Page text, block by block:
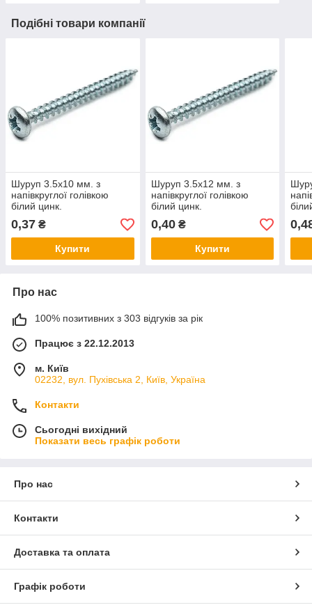
Подібні товари компанії
Шуруп 3.5х10 мм. з
напівкруглої голівкою
білий цинк.
0,37 ₴
Купити
Шуруп 3.5х12 мм. з
напівкруглої голівкою
білий цинк.
0,40₴
Купити
Про нас
100% позитивних з 303 відгуків за рік
Працює з 22.12.2013
м. Київ
02232, вул. Пухівська 2, Київ, Україна
Контакти
Сьогодні вихідний
Показати весь графік роботи
Про нас
Контакти
Доставка та оплата
Графік роботи